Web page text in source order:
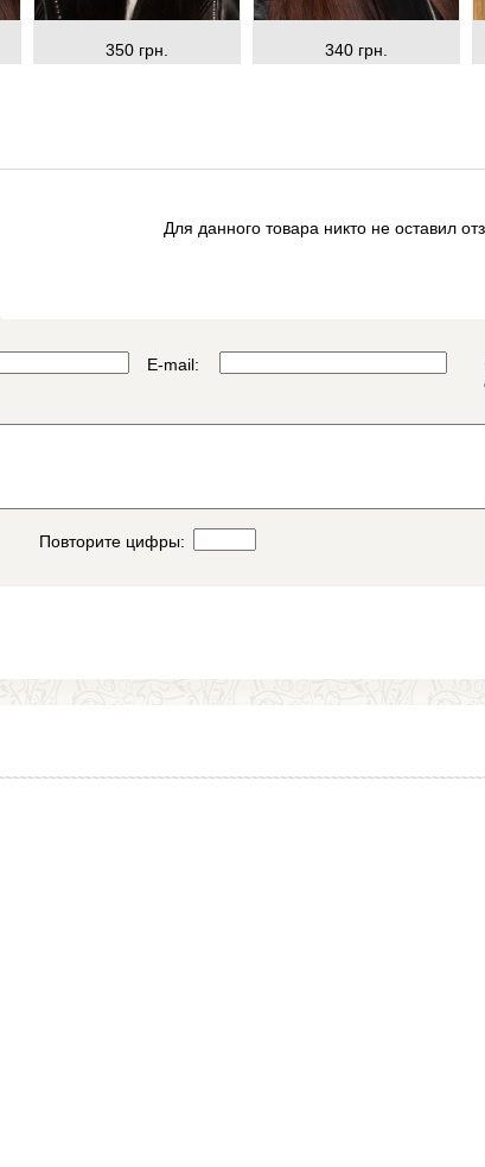
350 грн. 340 грн.
Для данного товара никто не оставил
E-mail:
Повторите цифры: